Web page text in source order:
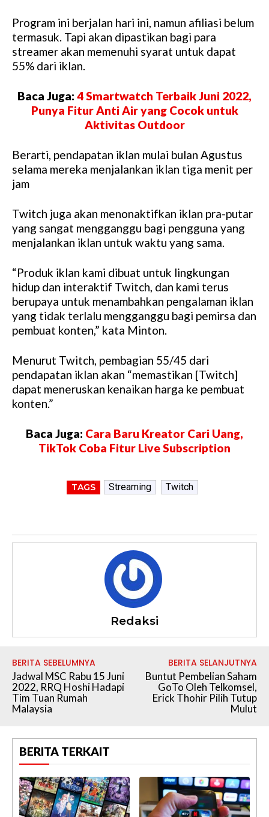
Program ini berjalan hari ini, namun afiliasi belum
termasuk. Tapi akan dipastikan bagi para
streamer akan memenuhi syarat untuk dapat
55% dari iklan.
Baca Juga: 4 Smartwatch Terbaik Juni 2022,
Punya Fitur Anti Air yang Cocok untuk
Aktivitas Outdoor
Berarti, pendapatan iklan mulai bulan Agustus
selama mereka menjalankan iklan tiga menit per
jam
Twitch juga akan menonaktifkan iklan pra-putar
yang sangat mengganggu bagi pengguna yang
menjalankan iklan untuk waktu yang sama.
“Produk iklan kami dibuat untuk lingkungan
hidup dan interaktif Twitch, dan kami terus
berupaya untuk menambahkan pengalaman iklan
yang tidak terlalu mengganggu bagi pemirsa dan
pembuat konten,” kata Minton.
Menurut Twitch, pembagian 55/45 dari
pendapatan iklan akan “memastikan [Twitch]
dapat meneruskan kenaikan harga ke pembuat
konten.”
Baca Juga: Cara Baru Kreator Cari Uang,
TikTok Coba Fitur Live Subscription
TAGS Streaming Twitch
Redaksi
BERITA SEBELUMNYA
Jadwal MSC Rabu 15 Juni
2022, RRQ Hoshi Hadapi
Tim Tuan Rumah
Malaysia
BERITA SELANJUTNYA
Buntut Pembelian Saham
GoTo Oleh Telkomsel,
Erick Thohir Pilih Tutup
Mulut
BERITA TERKAIT